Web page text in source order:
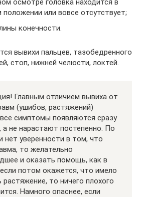
осмотре головка находится в
или вовсе отсутствует;
конечности.
вывихи пальцев, тазобедренного
стоп, нижней челюсти, локтей.
Главным отличием вывиха от
(ушибов, растяжений)
симптомы появляются сразу
не нарастают постепенно. По
нет уверенности в том, что
то желательно
и оказать помощь, как в
потом окажется, что имело
то ничего плохого
Намного опаснее, если